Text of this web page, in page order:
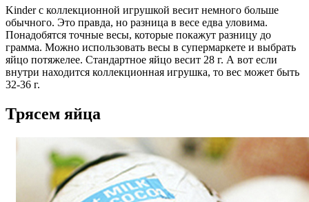
Kinder с коллекционной игрушкой весит немного больше
обычного. Это правда, но разница в весе едва уловима.
Понадобятся точные весы, которые покажут разницу до
грамма. Можно использовать весы в супермаркете и выбрать
яйцо потяжелее. Стандартное яйцо весит 28 г. А вот если
внутри находится коллекционная игрушка, то вес может быть
32-36 г.
Трясем яйца